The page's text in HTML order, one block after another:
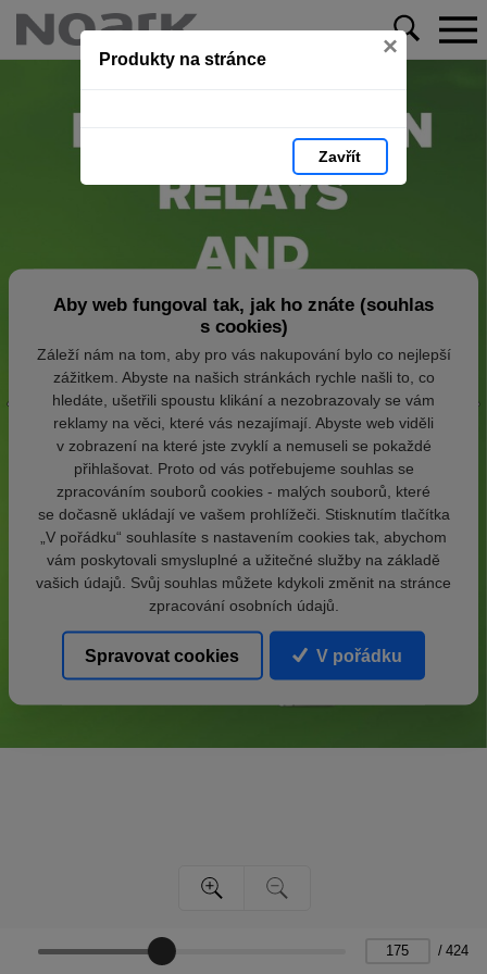
Produkty na stránce ×
Zavřít
/ 424
Aby web fungoval tak, jak ho znáte (souhlas
s cookies)
Záleží nám na tom, aby pro vás nakupování bylo co nejlepší
zážitkem. Abyste na našich stránkách rychle našli to, co
hledáte, ušetřili spoustu klikání a nezobrazovaly se vám
reklamy na věci, které vás nezajímají. Abyste web viděli
v zobrazení na které jste zvyklí a nemuseli se pokaždé
přihlašovat. Proto od vás potřebujeme souhlas se
zpracováním souborů cookies - malých souborů, které
se dočasně ukládají ve vašem prohlížeči. Stisknutím tlačítka
„V pořádku“ souhlasíte s nastavením cookies tak, abychom
vám poskytovali smysluplné a užitečné služby na základě
vašich údajů. Svůj souhlas můžete kdykoli změnit na stránce
zpracování osobních údajů.
Spravovat cookies V pořádku